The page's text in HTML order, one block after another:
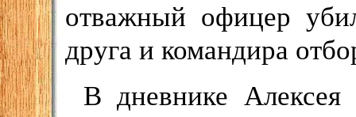
отважный офицер
друга и командира
В дневнике Алексея